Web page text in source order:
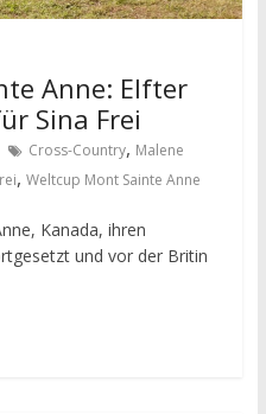
Anne: Elfter
Sina Frei
Cross-Country, Malene
, Weltcup Mont Sainte Anne
Kanada, ihren
und vor der Britin